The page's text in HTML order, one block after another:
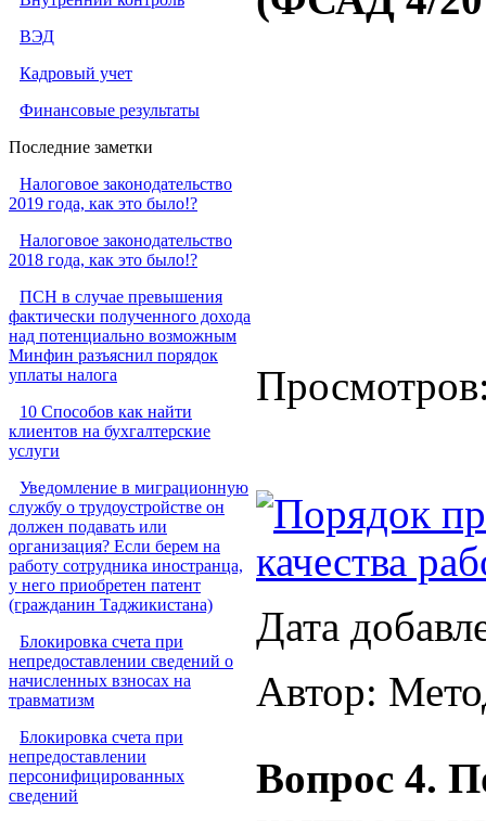
ВЭД
Кадровый учет
Финансовые результаты
Последние заметки
Налоговое законодательство
2019 года, как это было!?
Налоговое законодательство
2018 года, как это было!?
ПСН в случае превышения
фактически полученного дохода
над потенциально возможным
Минфин разъяснил порядок
уплаты налога
10 Способов как найти
клиентов на бухгалтерские
услуги
Уведомление в миграционную
службу о трудоустройстве он
должен подавать или
организация? Если берем на
работу сотрудника иностранца,
у него приобретен патент
(гражданин Таджикистана)
Блокировка счета при
непредоставлении сведений о
начисленных взносах на
травматизм
Блокировка счета при
непредоставлении
персонифицированных
сведений
Порядок
качества
Дата
Автор:
Вопрос 4.